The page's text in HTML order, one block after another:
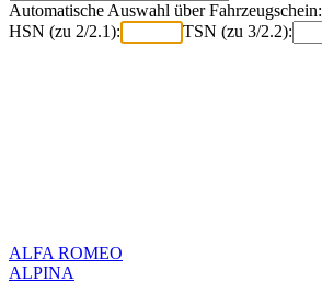
Automatische Auswahl über Fahrzeugschein:
HSN (zu 2/2.1):
TSN (zu 3/2.2):
ALFA ROMEO
ALPINA